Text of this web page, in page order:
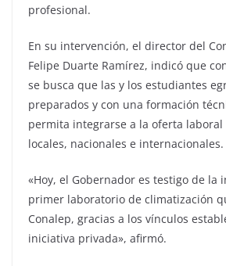
profesional.
En su intervención, el director del
Felipe Duarte Ramírez, indicó que
se busca que las y los estudiantes
preparados y con una formación
permita integrarse a la oferta laboral
locales, nacionales e internacionales.
«Hoy, el Gobernador es testigo de la
primer laboratorio de climatización
Conalep, gracias a los vínculos
iniciativa privada», afirmó.